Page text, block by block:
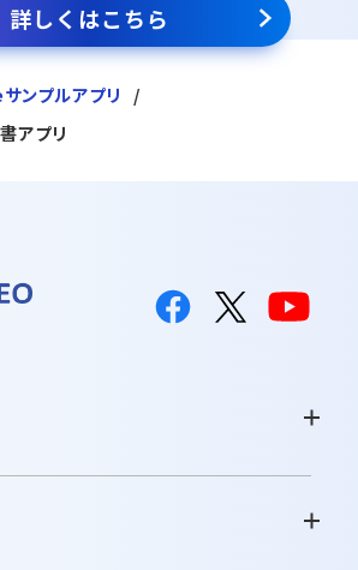
詳しくはこちら
ンプルアプリ
アプリ
の特長